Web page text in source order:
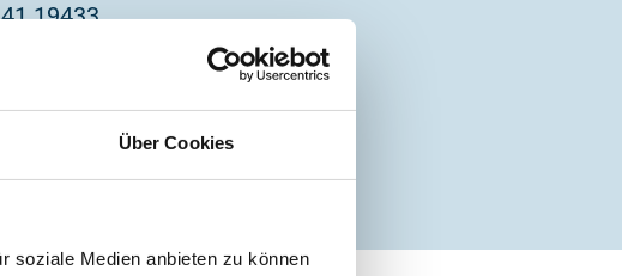
Über Cookies
soziale Medien anbieten zu können
19433